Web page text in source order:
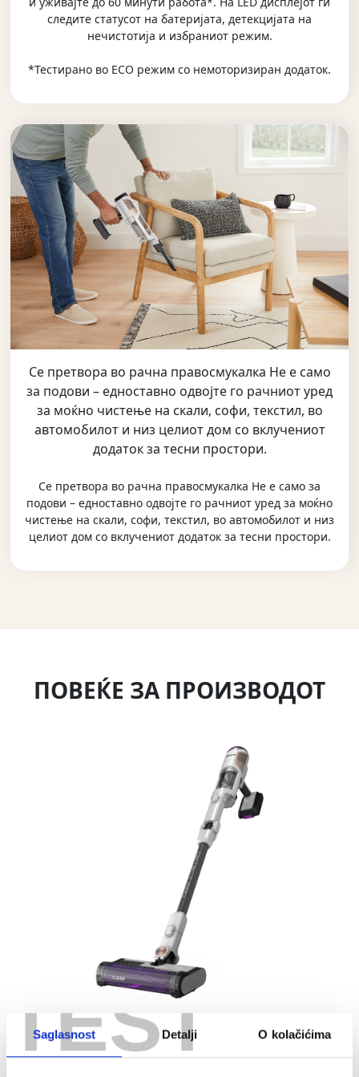
TEST
Saglasnost Detalji O kolačićima
следите статусот на батеријата, детекцијата на
нечистотија и избраниот режим.
*Тестирано во ECO режим со немоторизиран додаток.
Се претвора во рачна правосмукалка Не е само
за подови – едноставно одвојте го рачниот уред
за моќно чистење на скали, софи, текстил, во
автомобилот и низ целиот дом со вклучениот
додаток за тесни простори.
Се претвора во рачна правосмукалка Не е само за
подови – едноставно одвојте го рачниот уред за моќно
чистење на скали, софи, текстил, во автомобилот и низ
целиот дом со вклучениот додаток за тесни простори.
ПОВЕЌЕ ЗА ПРОИЗВОДОТ